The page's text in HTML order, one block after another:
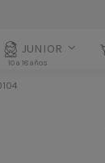
JUNIOR
10 a 18 años